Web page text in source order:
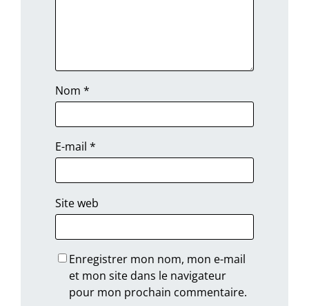
Nom*
E-mail*
Site web
Enregistrer mon nom, mon e-mail
et mon site dans le navigateur
pour mon prochain commentaire.